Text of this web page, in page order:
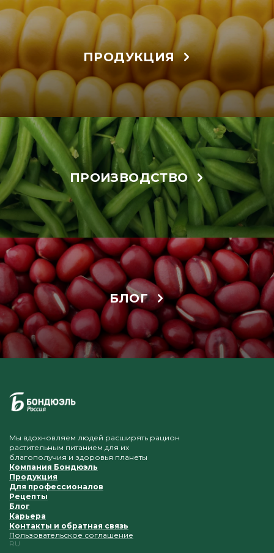
ПРОДУКЦИЯ
ПРОИЗВОДСТВО
БЛОГ
Мы вдохновляем людей расширять рацион
растительным питанием для их
благополучия и здоровья планеты
Компания Бондюэль
Продукция
Для профессионалов
Рецепты
Блог
Карьера
Контакты и обратная связь
Пользовательское соглашение
RU